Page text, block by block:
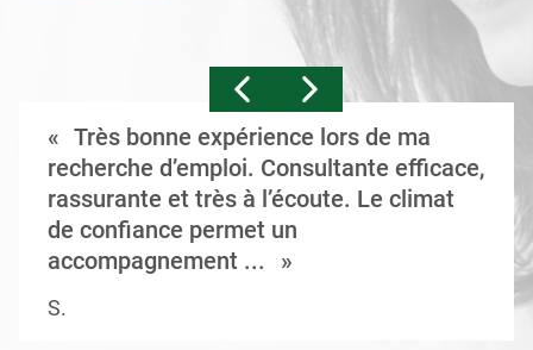
Très bonne expérience lors de ma
recherche d’emploi. Consultante efficace,
rassurante et très à l’écoute. Le climat
de confiance permet un
accompagnement ...
S.